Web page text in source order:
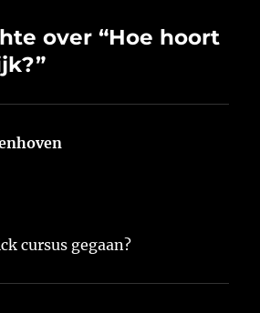
over “Hoe hoort
cursus gegaan?